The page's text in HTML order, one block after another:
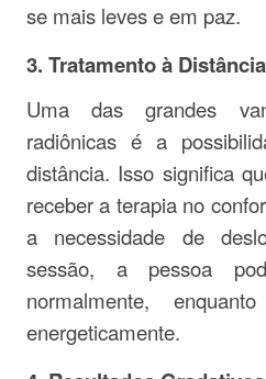
se mais leves e em paz.
3. Tratamento à Distância
Uma das grandes
radiônicas é a
distância. Isso significa
receber a terapia no
a necessidade de
sessão, a pessoa
normalmente,
energeticamente.